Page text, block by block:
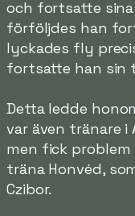
och fortsatte sina
förföljdes han
lyckades fly
fortsatte han sin
Detta ledde
var även tränare i
men fick
träna Honvéd,
Czibor.